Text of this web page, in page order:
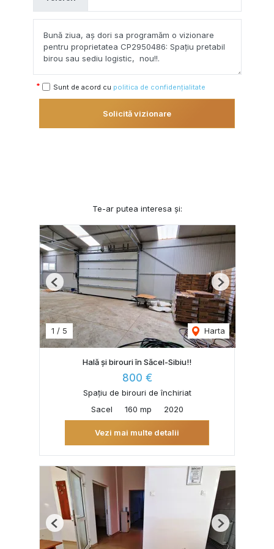
Sunt de acord cu politica de confidențialitate
Solicită vizionare
Te-ar putea interesa și:
1 / 5 Harta
Previous Next
Hală și birouri în Săcel-Sibiu!!
800 €
Spațiu de birouri de închiriat
Sacel
160 mp 2020
Vezi mai multe detalii
Previous Next